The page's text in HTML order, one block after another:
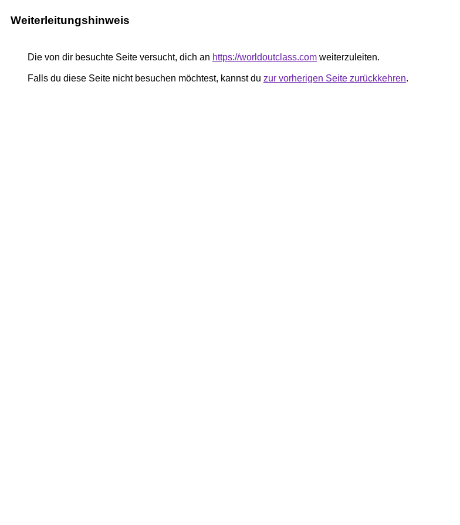
Weiterleitungshinweis
Die von dir besuchte Seite versucht, dich an https://worldoutclass.com weiterzuleiten.
Falls du diese Seite nicht besuchen möchtest, kannst du zur vorherigen Seite zurückkehren.